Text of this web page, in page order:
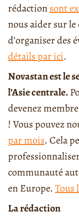
rédactionsont
nous aider sur le
d’organiser des
détails par ici.
Novastan est le
l’Asie centrale.
devenez
! Vous pouvez
par mois. Cela
communauté
en Europe.Tous
La rédaction